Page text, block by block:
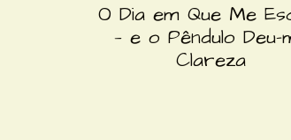
O Dia em Que Me
— e o Pêndulo Deu-
Clareza